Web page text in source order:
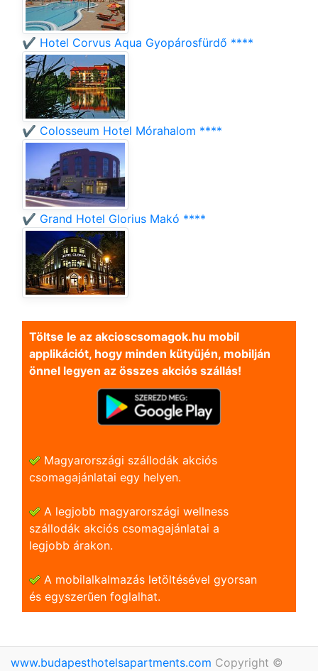
✔️ Hotel Corvus Aqua Gyopárosfürdő ****
✔️ Colosseum Hotel Mórahalom ****
✔️ Grand Hotel Glorius Makó ****
Töltse le az akcioscsomagok.hu mobil
applikációt, hogy minden kütyüjén, mobilján
önnel legyen az összes akciós szállás!
Magyarországi szállodák akciós
csomagajánlatai egy helyen.
A legjobb magyarországi wellness
szállodák akciós csomagajánlatai a
legjobb árakon.
A mobilalkalmazás letöltésével gyorsan
és egyszerũen foglalhat.
www.budapesthotelsapartments.com Copyright ©